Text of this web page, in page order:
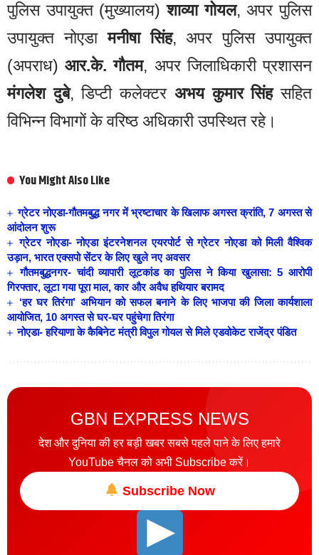
पुलिस उपायुक्त (मुख्यालय)शाव्या गोयल, अपर पुलिस
उपायुक्त नोएडामनीषा सिंह, अपर पुलिस उपायुक्त
(अपराध)आर.के. गौतम, अपर जिलाधिकारी प्रशासन
मंगलेश दुबे, डिप्टी कलेक्टर अभय कुमार सिंहसहित
विभिन्न विभागों के वरिष्ठ अधिकारी उपस्थित रहे।
You Might Also Like
ग्रेटर नोएडा-गौतमबुद्ध नगर में भ्रष्टाचार के खिलाफ अगस्त क्रांति, 7 अगस्त से
आंदोलन शुरू
ग्रेटर नोएडा- नोएडा इंटरनेशनल एयरपोर्ट से ग्रेटर नोएडा को मिली वैश्विक
उड़ान, भारत एक्सपो सेंटर के लिए खुले नए अवसर
गौतमबुद्धनगर- चांदी व्यापारी लूटकांड का पुलिस ने किया खुलासा: 5 आरोपी
गिरफ्तार, लूटा गया पूरा माल, कार और अवैध हथियार बरामद
‘हर घर तिरंगा’ अभियान को सफल बनाने के लिए भाजपा की जिला कार्यशाला
आयोजित, 10 अगस्त से घर-घर पहुंचेगा तिरंगा
नोएडा- हरियाणा के कैबिनेट मंत्री विपुल गोयल से मिले एडवोकेट राजेंद्र पंडित
GBN EXPRESS NEWS
देश और दुनिया की हर बड़ी खबर सबसे पहले पाने के लिए हमारे
YouTube चैनल को अभी Subscribe करें।
Subscribe Now